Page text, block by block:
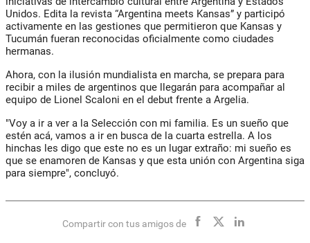
Unidos. Edita la revista “Argentina meets Kansas” y participó
activamente en las gestiones que permitieron que Kansas y
Tucumán fueran reconocidas oficialmente como ciudades
hermanas.
Ahora, con la ilusión mundialista en marcha, se prepara para
recibir a miles de argentinos que llegarán para acompañar al
equipo de Lionel Scaloni en el debut frente a Argelia.
"Voy a ir a ver a la Selección con mi familia. Es un sueño que
estén acá, vamos a ir en busca de la cuarta estrella. A los
hinchas les digo que este no es un lugar extraño: mi sueño es
que se enamoren de Kansas y que esta unión con Argentina siga
para siempre", concluyó.
Compartir con tus amigos de